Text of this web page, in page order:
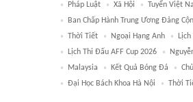
Pháp Luật Xã Hội Tuyển Việt
Ban Chấp Hành Trung Ương Đảng
Thời Tiết
Ngoại Hạng Anh
Lịch Thi Đấu AFF Cup 2026
Malaysia
Kết Quả Bóng Đá
Đại Học Bách Khoa Hà Nội
Thời